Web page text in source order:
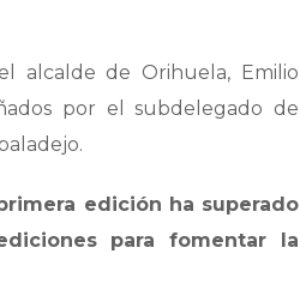
alcalde de Orihuela, Emilio
por el subdelegado de
edición ha superado
para fomentar la